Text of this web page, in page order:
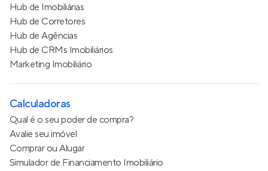
Hub de Imobiliárias
Hub de Corretores
Hub de Agências
Hub de CRMs Imobiliários
Marketing Imobiliário
Calculadoras
Qual é o seu poder de compra?
Avalie seu imóvel
Comprar ou Alugar
Simulador de Financiamento Imobiliário